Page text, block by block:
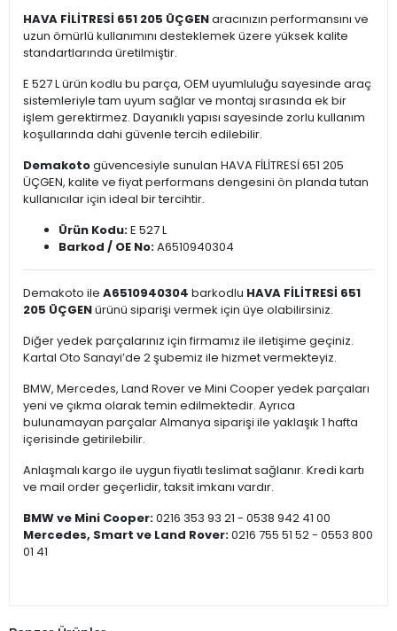
HAVA FİLİTRESİ 651 205 ÜÇGENaracınızın performansını ve
uzun ömürlü kullanımını desteklemek üzere yüksek kalite
standartlarında üretilmiştir.
E 527 L ürün kodlu bu parça, OEM uyumluluğu sayesinde araç
sistemleriyle tam uyum sağlar ve montaj sırasında ek bir
işlem gerektirmez. Dayanıklı yapısı sayesinde zorlu kullanım
koşullarında dahi güvenle tercih edilebilir.
Demakotogüvencesiyle sunulan HAVA FİLİTRESİ 651 205
ÜÇGEN, kalite ve fiyat performans dengesini ön planda tutan
kullanıcılar için ideal bir tercihtir.
Ürün Kodu:E 527 L
Barkod / OE No:A6510940304
Demakoto ile A6510940304 barkodlu HAVA FİLİTRESİ 651
205 ÜÇGENürünü siparişi vermek için üye olabilirsiniz.
Diğer yedek parçalarınız için firmamız ile iletişime geçiniz.
Kartal Oto Sanayi’de 2 şubemiz ile hizmet vermekteyiz.
BMW, Mercedes, Land Rover ve Mini Cooper yedek parçaları
yeni ve çıkma olarak temin edilmektedir. Ayrıca
bulunamayan parçalar Almanya siparişi ile yaklaşık 1 hafta
içerisinde getirilebilir.
Anlaşmalı kargo ile uygun fiyatlı teslimat sağlanır. Kredi kartı
ve mail order geçerlidir, taksit imkanı vardır.
BMW ve Mini Cooper:0216 353 93 21 - 0538 942 41 00
Mercedes, Smart ve Land Rover:0216 755 51 52 - 0553 800
01 41